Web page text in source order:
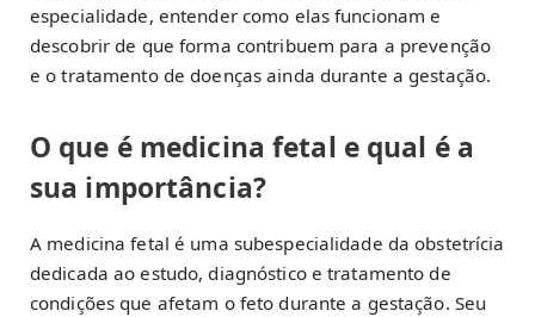
especialidade, entender como elas funcionam e
descobrir de que forma contribuem para a prevenção
e o tratamento de doenças ainda durante a gestação.
O que é medicina fetal e qual é a
sua importância?
A medicina fetal é uma subespecialidade da obstetrícia
dedicada ao estudo, diagnóstico e tratamento de
condições que afetam o feto durante a gestação. Seu